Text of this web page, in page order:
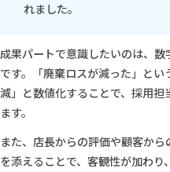
れました。
成果パートで意識したいのは、
です。「廃棄ロスが減った」と
減」と数値化することで、採用
ます。
また、店長からの評価や顧客か
を添えることで、客観性が加わ